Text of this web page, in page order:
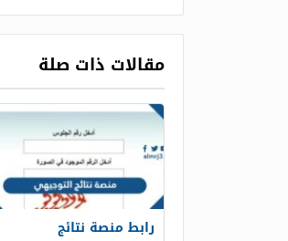
مقالات ذات صلة
رابط منصة نتائج